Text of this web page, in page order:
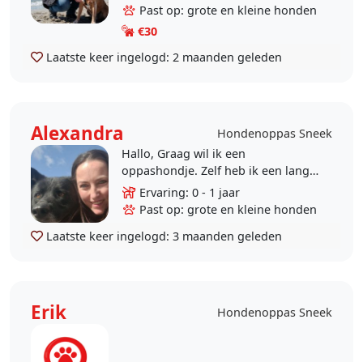
in ons appartement (met lift) in
Sneek. Jouw..
Past op: grote en kleine honden
€30
Laatste keer ingelogd: 2 maanden geleden
Alexandra
Hondenoppas Sneek
Hallo, Graag wil ik een
oppashondje. Zelf heb ik een lange
tijd een oppas hondje gehad helaas
is die verhuisd. Ik ben een echte
dierenliefhebber en..
Ervaring: 0 - 1 jaar
Past op: grote en kleine honden
Laatste keer ingelogd: 3 maanden geleden
Erik Hondenoppas Sneek